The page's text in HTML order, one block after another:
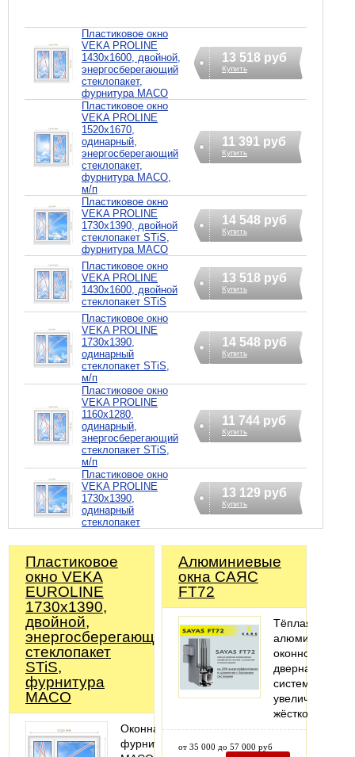
Пластиковое окно
VEKA PROLINE
1430х1600, двойной,
энергосберегающий
стеклопакет,
фурнитура MACO
13 518 руб
Купить
Пластиковое окно
VEKA PROLINE
1520х1670,
одинарный,
энергосберегающий
стеклопакет,
фурнитура MACO,
м/п
11 391 руб
Купить
Пластиковое окно
VEKA PROLINE
1730х1390, двойной
стеклопакет STiS,
фурнитура MACO
14 548 руб
Купить
Пластиковое окно
VEKA PROLINE
1430х1600, двойной
стеклопакет STiS
13 518 руб
Купить
Пластиковое окно
VEKA PROLINE
1730х1390,
одинарный
стеклопакет STiS,
м/п
14 548 руб
Купить
Пластиковое окно
VEKA PROLINE
1160х1280,
одинарный,
энергосберегающий
стеклопакет STiS,
м/п
11 744 руб
Купить
Пластиковое окно
VEKA PROLINE
1730х1390,
одинарный
стеклопакет
13 129 руб
Купить
Пластиковое
окно VEKA
EUROLINE
1730х1390,
двойной,
энергосберегающий
стеклопакет
STiS,
фурнитура
MACO
Оконная
фурнитура
Алюминиевые
окна САЯС
FT72
Тёплая
алюминиевая
оконно-
дверная
система
увеличенной
жёсткости.
от 35 000 до 57 000 руб